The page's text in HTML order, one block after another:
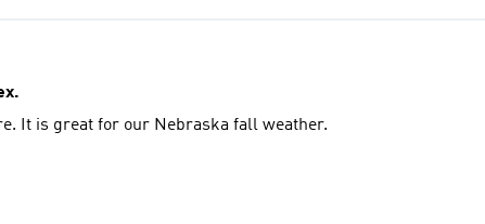
It is great for our Nebraska fall weather.